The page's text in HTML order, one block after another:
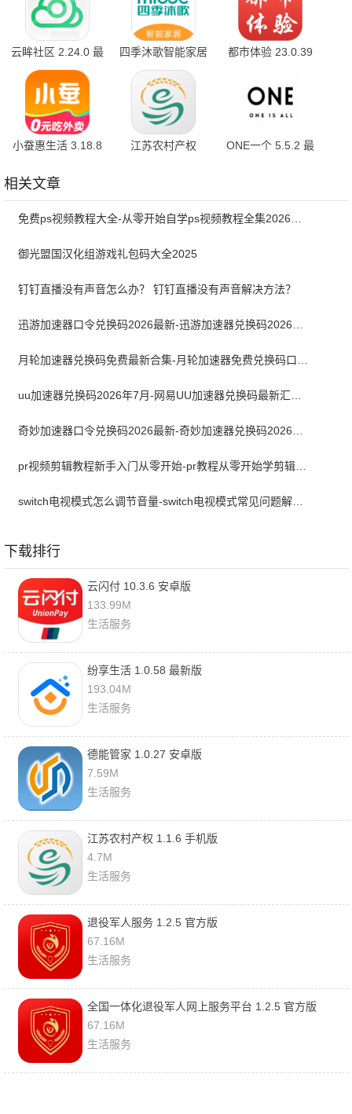
云眸社区 2.24.0 最
新版
四季沐歌智能家居
1.0.8 最新版
都市体验 23.0.39
小蚕惠生活 3.18.8
江苏农村产权
ONE一个 5.5.2 最
相关文章
御光盟国汉化组游戏礼包码大全2025
钉钉直播没有声音怎么办？ 钉钉直播没有声音解决方法？
pr视频剪辑教程新手入门从零开始-pr教程从零开始学剪辑全集免费
switch电视模式怎么调节音量-switch电视模式常见问题解决方案
下载排行
云闪付 10.3.6 安卓版
133.99M
生活服务
纷享生活 1.0.58 最新版
193.04M
生活服务
德能管家 1.0.27 安卓版
7.59M
生活服务
江苏农村产权 1.1.6 手机版
4.7M
生活服务
退役军人服务 1.2.5 官方版
67.16M
生活服务
全国一体化退役军人网上服务平台 1.2.5 官方版
67.16M
生活服务